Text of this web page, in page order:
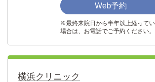
Web予約
※最終来院日から半年以上経って
場合は、お電話でご予約ください。
横浜クリニック